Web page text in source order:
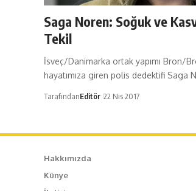
Saga Noren: Soğuk ve
Tekil
İsveç/Danimarka ortak yapımı Bron/
hayatımıza giren polis dedektifi Saga
TarafındanEditör 22 Nis 2017
Hakkımızda
Künye